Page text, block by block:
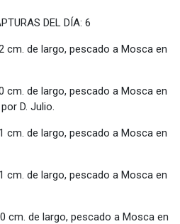
DEL DÍA: 6
cm. de largo, pescado a Mosca en
cm. de largo, pescado a Mosca en
D. Julio.
cm. de largo, pescado a Mosca en
cm. de largo, pescado a Mosca en
cm. de largo, pescado a Mosca en